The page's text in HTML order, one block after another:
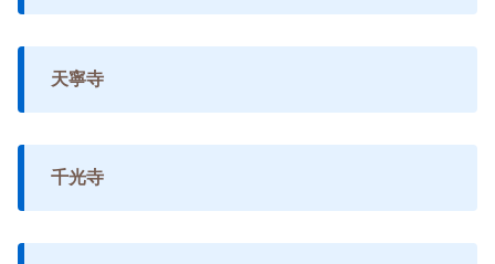
天寧寺
千光寺